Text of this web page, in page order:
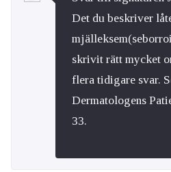
Det du beskriver
skrivit rätt mycket
flera tidigare svar.
Dermatologens
33.